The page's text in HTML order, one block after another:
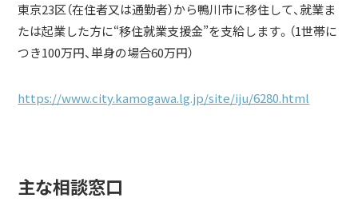
東京23区（在住者又は通勤者）から鴨川市に移住して、就業ま
たは起業した方に“移住就業支援金”を支給します。（1世帯に
つき100万円、単身の場合60万円）
https://www.city.kamogawa.lg.jp/site/iju/6280.html
主な相談窓口